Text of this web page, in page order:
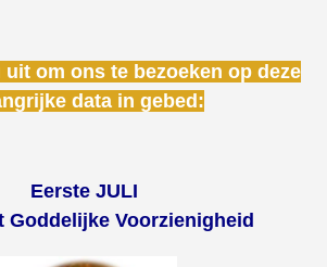
om ons te bezoeken op deze
data in gebed:
Eerste JULI
Goddelijke Voorzienigheid